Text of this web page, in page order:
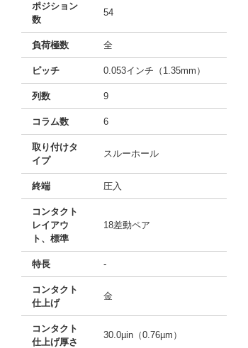
ポジション
数
54
負荷極数 全
ピッチ 0.053インチ（1.35mm）
列数 9
コラム数 6
取り付けタ
イプ
スルーホール
終端 圧入
コンタクト
レイアウ
ト、標準
18差動ペア
特長 -
コンタクト
仕上げ
金
コンタクト
仕上げ厚さ
30.0µin（0.76µm）